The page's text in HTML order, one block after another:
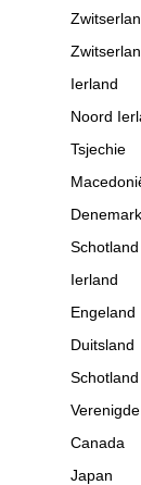
Ierland
Noord
Tsjechie
Schotland
Ierland
Engeland
Duitsland
Schotland
Canada
Japan